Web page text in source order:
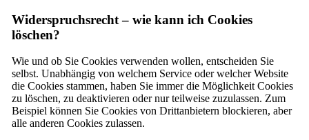
Widerspruchsrecht – wie kann ich Cookies
löschen?
Wie und ob Sie Cookies verwenden wollen, entscheiden Sie
selbst. Unabhängig von welchem Service oder welcher Website
die Cookies stammen, haben Sie immer die Möglichkeit Cookies
zu löschen, zu deaktivieren oder nur teilweise zuzulassen. Zum
Beispiel können Sie Cookies von Drittanbietern blockieren, aber
alle anderen Cookies zulassen.